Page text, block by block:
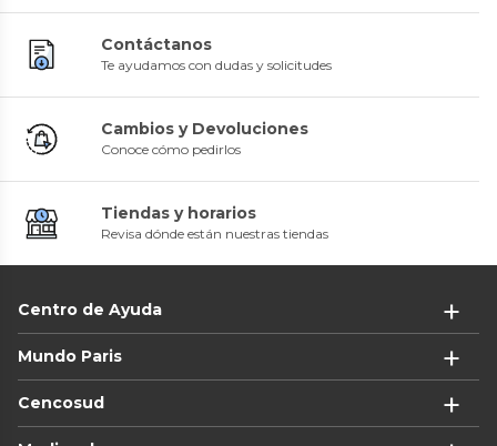
Contáctanos
Te ayudamos con dudas y solicitudes
Cambios y Devoluciones
Conoce cómo pedirlos
Tiendas y horarios
Revisa dónde están nuestras tiendas
Centro de Ayuda
Mundo Paris
Cencosud